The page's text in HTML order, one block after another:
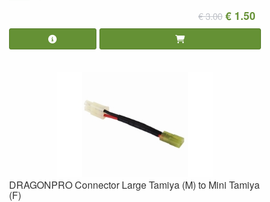
€ 3.00 € 1.50
DRAGONPRO Connector Large Tamiya (M) to Mini Tamiya
(F)